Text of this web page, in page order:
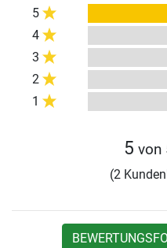
5
4
3
2
1
5 von
(2